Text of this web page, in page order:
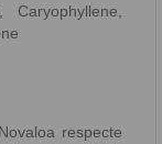
respecte